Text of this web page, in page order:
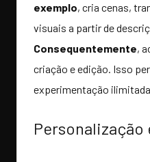
exemplo, cria cenas,
visuais a partir de
Consequentemente,
criação e edição. Isso
experimentação
Personalização